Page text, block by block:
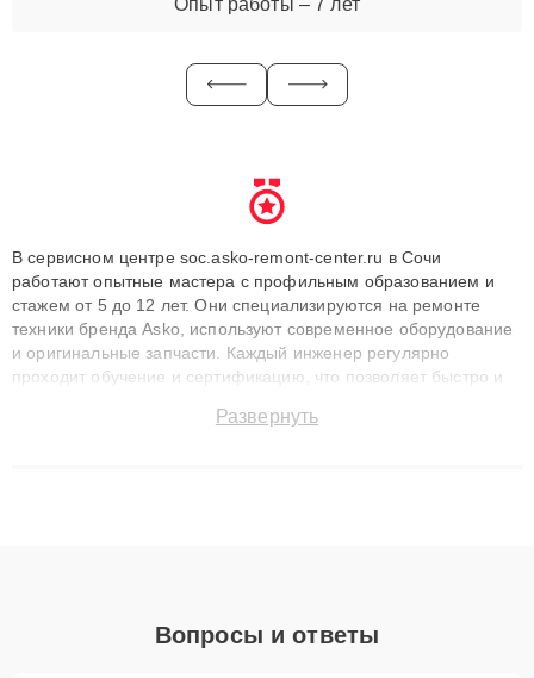
В сервисном центре soc.asko-remont-center.ru в Сочи
работают опытные мастера с профильным образованием и
стажем от 5 до 12 лет. Они специализируются на ремонте
техники бренда Asko, используют современное оборудование
и оригинальные запчасти. Каждый инженер регулярно
проходит обучение и сертификацию, что позволяет быстро и
сохранением гарантии до 3 лет. Наши мастера решают
Развернуть
Вопросы и ответы